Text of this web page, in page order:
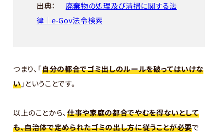
出典：
廃棄物の処理及び清掃に関する法
律｜e-Gov法令検索
つまり、「自分の都合でゴミ出しのルールを破ってはいけな
い」ということです。
以上のことから、仕事や家庭の都合でやむを得ないとして
も、自治体で定められたゴミの出し方に従うことが必要で